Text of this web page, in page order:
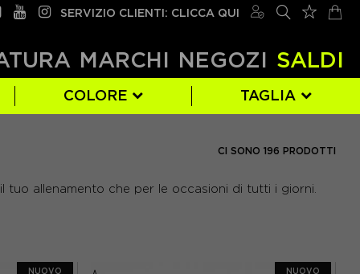
SERVIZIO CLIENTI: CLICCA QUI
MARCHI NEGOZI SALDI
COLORE TAGLIA
CI SONO 196 PRODOTTI
tuo allenamento che per le occasioni di tutti i giorni.
NUOVO NUOVO